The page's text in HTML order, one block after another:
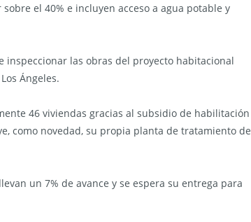
el 40% e incluyen acceso a agua potable y
inspeccionar las obras del proyecto habitacional
Ángeles.
46 viviendas gracias al subsidio de habilitación
como novedad, su propia planta de tratamiento de
un 7% de avance y se espera su entrega para